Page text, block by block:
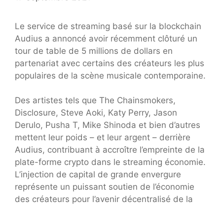
Le service de streaming basé sur la blockchain
Audius a annoncé avoir récemment clôturé un
tour de table de 5 millions de dollars en
partenariat avec certains des créateurs les plus
populaires de la scène musicale contemporaine.
Des artistes tels que The Chainsmokers,
Disclosure, Steve Aoki, Katy Perry, Jason
Derulo, Pusha T, Mike Shinoda et bien d’autres
mettent leur poids – et leur argent – derrière
Audius, contribuant à accroître l’empreinte de la
plate-forme crypto dans le streaming économie.
L’injection de capital de grande envergure
représente un puissant soutien de l’économie
des créateurs pour l’avenir décentralisé de la